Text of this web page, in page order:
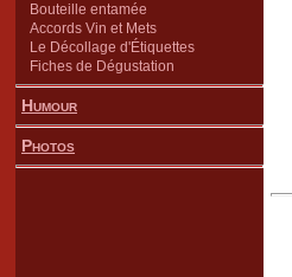
Bouteille entamée
Accords Vin et Mets
Le Décollage d'Étiquettes
Fiches de Dégustation
Humour
Photos